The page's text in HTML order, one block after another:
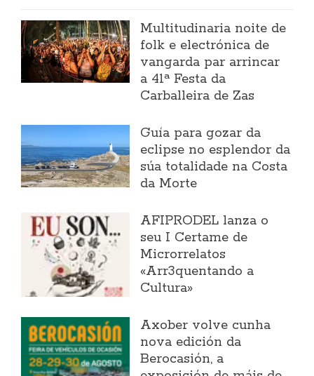
Multitudinaria noite de
folk e electrónica de
vangarda par arrincar
a 41ª Festa da
Carballeira de Zas
Guía para gozar da
eclipse no esplendor da
súa totalidade na Costa
da Morte
AFIPRODEL lanza o
seu I Certame de
Microrrelatos
«Arr3quentando a
Cultura»
Axober volve cunha
nova edición da
Berocasión, a